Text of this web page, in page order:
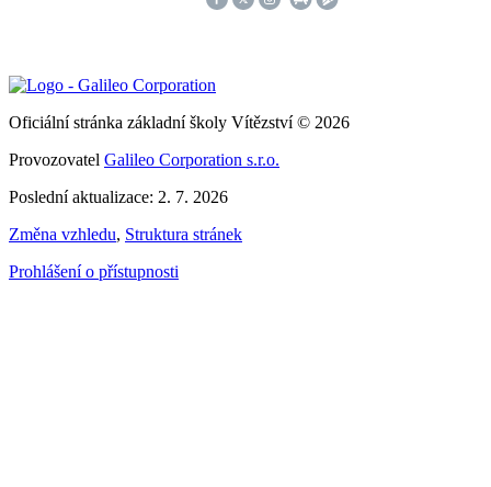
Oficiální stránka základní školy Vítězství © 2026
Provozovatel Galileo Corporation s.r.o.
Poslední aktualizace: 2. 7. 2026
Změna vzhledu, Struktura stránek
Prohlášení o přístupnosti